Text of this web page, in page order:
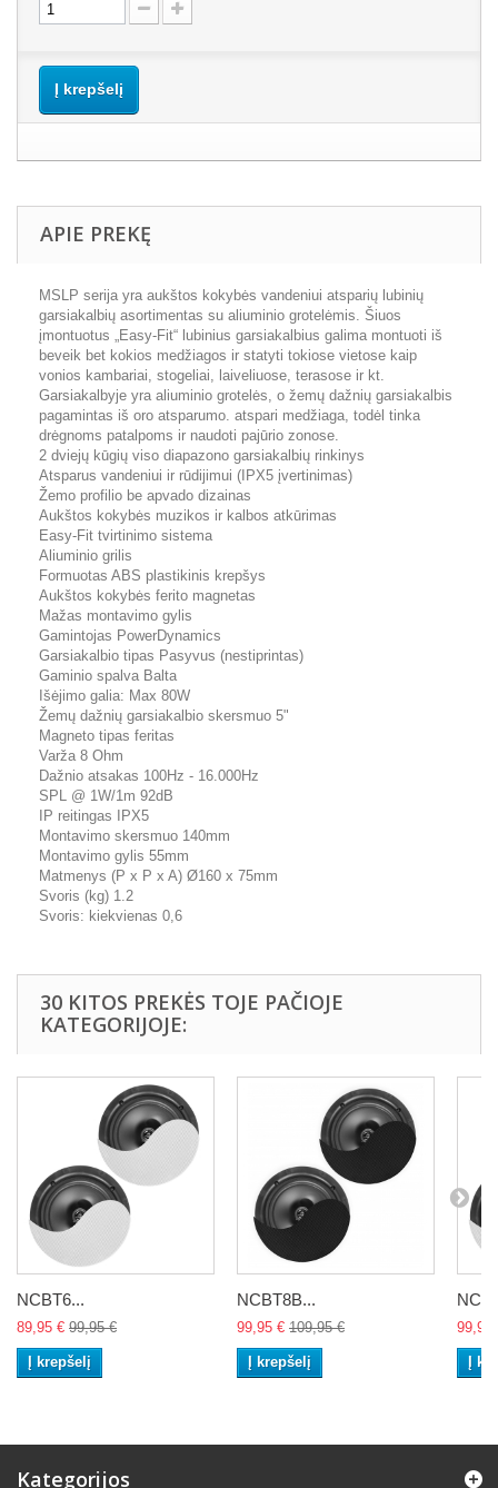
Į krepšelį
APIE PREKĘ
MSLP serija yra aukštos kokybės vandeniui atsparių lubinių
garsiakalbių asortimentas su aliuminio grotelėmis. Šiuos
įmontuotus „Easy-Fit“ lubinius garsiakalbius galima montuoti iš
beveik bet kokios medžiagos ir statyti tokiose vietose kaip
vonios kambariai, stogeliai, laiveliuose, terasose ir kt.
Garsiakalbyje yra aliuminio grotelės, o žemų dažnių garsiakalbis
pagamintas iš oro atsparumo. atspari medžiaga, todėl tinka
drėgnoms patalpoms ir naudoti pajūrio zonose.
2 dviejų kūgių viso diapazono garsiakalbių rinkinys
Atsparus vandeniui ir rūdijimui (IPX5 įvertinimas)
Žemo profilio be apvado dizainas
Aukštos kokybės muzikos ir kalbos atkūrimas
Easy-Fit tvirtinimo sistema
Aliuminio grilis
Formuotas ABS plastikinis krepšys
Aukštos kokybės ferito magnetas
Mažas montavimo gylis
Gamintojas PowerDynamics
Garsiakalbio tipas Pasyvus (nestiprintas)
Gaminio spalva Balta
Išėjimo galia: Max 80W
Žemų dažnių garsiakalbio skersmuo 5"
Magneto tipas feritas
Varža 8 Ohm
Dažnio atsakas 100Hz - 16.000Hz
SPL @ 1W/1m 92dB
IP reitingas IPX5
Montavimo skersmuo 140mm
Montavimo gylis 55mm
Matmenys (P x P x A) Ø160 x 75mm
Svoris (kg) 1.2
Svoris: kiekvienas 0,6
30 KITOS PREKĖS TOJE PAČIOJE
KATEGORIJOJE:
NCBT6...
89,95 € 99,95 €
Į krepšelį
NCBT8B...
99,95 € 109,95 €
Į krepšelį
99,95
Į
Kategorijos